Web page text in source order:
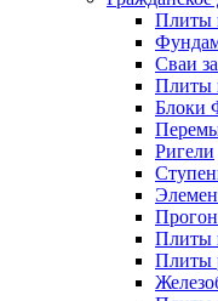
Плиты
Сваи
Плиты
Блоки
Ригели
Плиты
Плиты